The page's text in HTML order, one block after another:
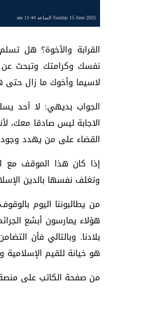
Sunday 15 June 2025 الساعة 11:44 am
القرابة والأخوة؟ هل
نفسك وكرامتك وتبحث
لاسيما وأخوك ما زال
الجواب بديهي: لا أحد
الاجابة ليس صادقا معك،
القضاء على من يهدد
إذا كان هذا الموقف مع
وتغلف نفسها بالدين
من يطالبوننا اليوم
هؤلاء يمارسون أبشع
بلادنا. وبالتالي فأن
هو خيانة للقيم
من صفحة الكاتب على